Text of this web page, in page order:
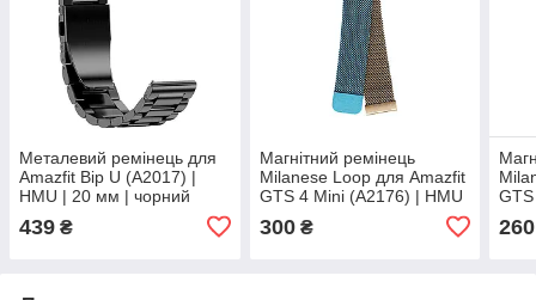
Металевий ремінець для
Amazfit Bip U (A2017) |
HMU | 20 мм | чорний
439 ₴
Магнітний ремінець
Milanese Loop для Amazfit
GTS 4 Mini (A2176) | HMU
300₴ 260